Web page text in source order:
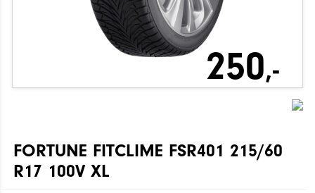
250,-
FORTUNE FITCLIME FSR401 215/60
R17 100V XL